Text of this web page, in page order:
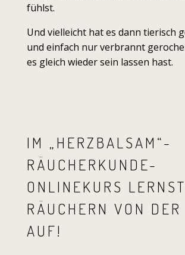
fühlst.
Und vielleicht hat es dann tierisch
und einfach nur verbrannt
es gleich wieder sein lassen hast.
IM „HERZBALSAM“-
RÄUCHERKUNDE-
ONLINEKURS
RÄUCHERN VON
AUF!